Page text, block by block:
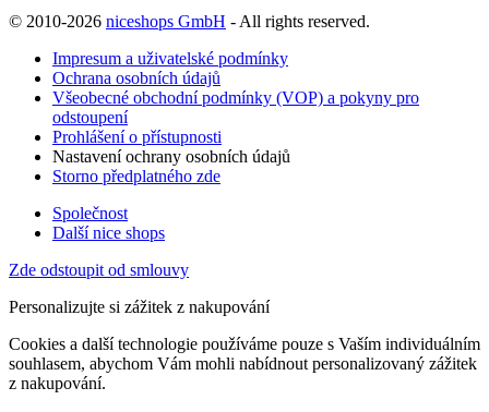
© 2010-2026 niceshops GmbH - All rights reserved.
Impresum a uživatelské podmínky
Ochrana osobních údajů
Všeobecné obchodní podmínky (VOP) a pokyny pro
odstoupení
Prohlášení o přístupnosti
Nastavení ochrany osobních údajů
Storno předplatného zde
Společnost
Další nice shops
Zde odstoupit od smlouvy
Personalizujte si zážitek z nakupování
Cookies a další technologie používáme pouze s Vaším individuálním
souhlasem, abychom Vám mohli nabídnout personalizovaný zážitek
z nakupování.